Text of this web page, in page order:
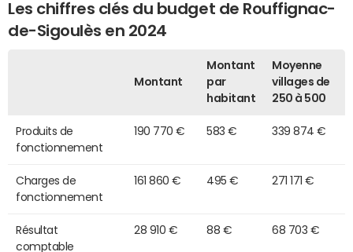
Les chiffres clés du budget de Rouffignac-
de-Sigoulès en 2024
Montant
Montant
par
habitant
Moyenne
villages de
250 à 500
Produits de
fonctionnement
190 770 € 583 € 339 874 €
Charges de
fonctionnement
161 860 € 495 € 271 171 €
Résultat
comptable
28 910 € 88 € 68 703 €